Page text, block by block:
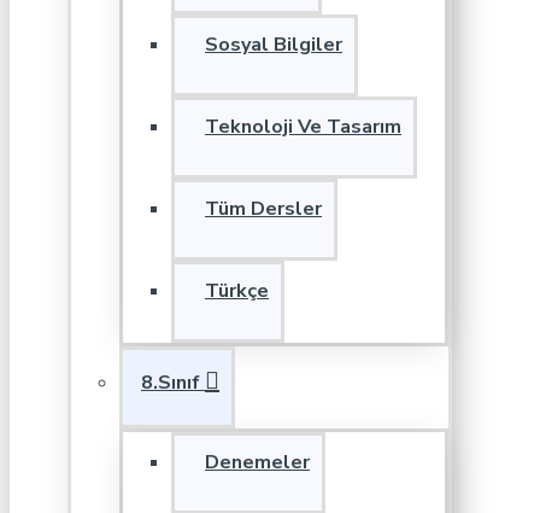
Sosyal Bilgiler
Teknoloji Ve Tasarım
Tüm Dersler
Türkçe
8.Sınıf
Denemeler